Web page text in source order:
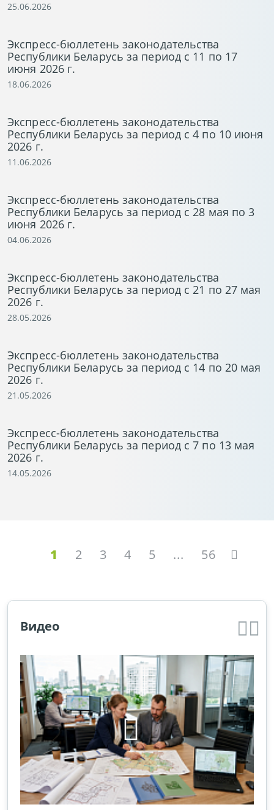
25.06.2026
Экспресс-бюллетень законодательства
Республики Беларусь за период с 11 по 17
июня 2026 г.
18.06.2026
Экспресс-бюллетень законодательства
Республики Беларусь за период с 4 по 10 июня
2026 г.
11.06.2026
Экспресс-бюллетень законодательства
Республики Беларусь за период с 28 мая по 3
июня 2026 г.
04.06.2026
Экспресс-бюллетень законодательства
Республики Беларусь за период с 21 по 27 мая
2026 г.
28.05.2026
Экспресс-бюллетень законодательства
Республики Беларусь за период с 14 по 20 мая
2026 г.
21.05.2026
Экспресс-бюллетень законодательства
Республики Беларусь за период с 7 по 13 мая
2026 г.
14.05.2026
1 2 3 4 5 ... 56
Видео